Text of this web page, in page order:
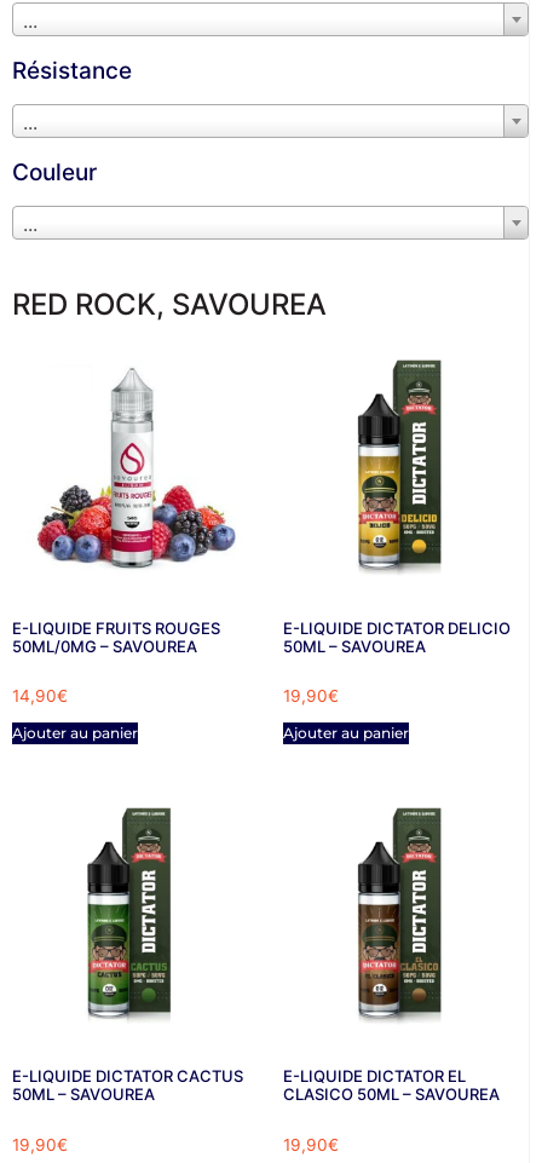
...
Résistance
...
Couleur
...
RED ROCK, SAVOUREA
E-LIQUIDE FRUITS ROUGES
50ML/0MG – SAVOUREA
14,90€
Ajouter au panier
E-LIQUIDE DICTATOR DELICIO
50ML – SAVOUREA
19,90€
Ajouter au panier
E-LIQUIDE DICTATOR CACTUS
50ML – SAVOUREA
19,90€
E-LIQUIDE DICTATOR EL
CLASICO 50ML – SAVOUREA
19,90€